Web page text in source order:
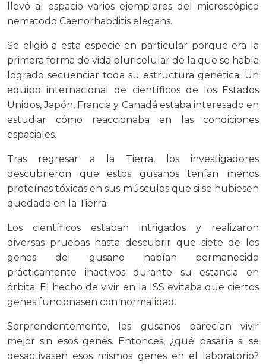
llevó al espacio varios ejemplares del microscópico
nematodo Caenorhabditis elegans.
Se eligió a esta especie en particular porque era la
primera forma de vida pluricelular de la que se había
logrado secuenciar toda su estructura genética. Un
equipo internacional de científicos de los Estados
Unidos, Japón, Francia y Canadá estaba interesado en
estudiar cómo reaccionaba en las condiciones
espaciales.
Tras regresar a la Tierra, los investigadores
descubrieron que estos gusanos tenían menos
proteínas tóxicas en sus músculos que si se hubiesen
quedado en la Tierra.
Los científicos estaban intrigados y realizaron
diversas pruebas hasta descubrir que siete de los
genes del gusano habían permanecido
prácticamente inactivos durante su estancia en
órbita. El hecho de vivir en la ISS evitaba que ciertos
genes funcionasen con normalidad.
Sorprendentemente, los gusanos parecían vivir
mejor sin esos genes. Entonces, ¿qué pasaría si se
desactivasen esos mismos genes en el laboratorio?